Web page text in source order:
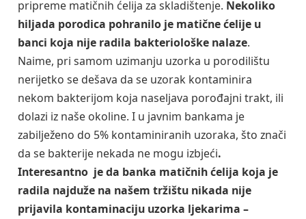
pripreme matičnih ćelija za skladištenje. Nekoliko
hiljada porodica pohranilo je matične ćelije u
banci koja nije radila bakteriološke nalaze.
Naime, pri samom uzimanju uzorka u porodilištu
nerijetko se dešava da se uzorak kontaminira
nekom bakterijom koja naseljava porođajni trakt, ili
dolazi iz naše okoline. I u javnim bankama je
zabilježeno do 5% kontaminiranih uzoraka, što znači
da se bakterije nekada ne mogu izbjeći.
Interesantno je da banka matičnih ćelija koja je
radila najduže na našem tržištu nikada nije
prijavila kontaminaciju uzorka ljekarima –